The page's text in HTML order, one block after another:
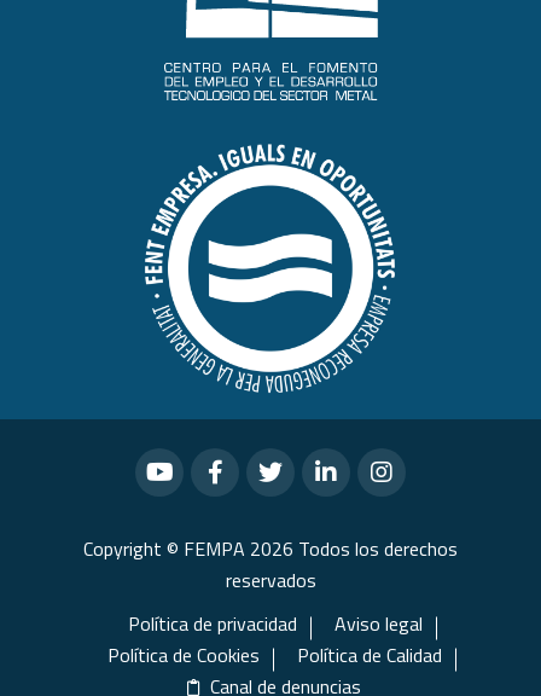
Copyright © FEMPA 2026 Todos los derechos
reservados
Política de privacidad
Aviso legal
Política de Cookies
Política de Calidad
Canal de denuncias